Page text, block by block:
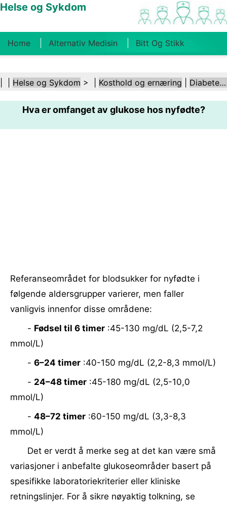
Helse og Sykdom
Home Alternativ Medisin Bitt Og Stikk
Kosthold Og Ernæring Familiehelse
Helsebransjen Psykisk Helse Folkehelse Og
Sikkerhet Kirurgi Og Prosedyrer Helse
Helse og Sykdom > | Kosthold og ernæring Diabetesdietter
Hva er omfanget av glukose hos nyfødte?
Referanseområdet for blodsukker for nyfødte i
følgende aldersgrupper varierer, men faller
vanligvis innenfor disse områdene:
- Fødsel til 6 timer :45-130 mg/dL (2,5-7,2
mmol/L)
- 6–24 timer :40-150 mg/dL (2,2-8,3 mmol/L)
- 24–48 timer :45-180 mg/dL (2,5-10,0
mmol/L)
- 48–72 timer :60-150 mg/dL (3,3-8,3
mmol/L)
Det er verdt å merke seg at det kan være små
variasjoner i anbefalte glukoseområder basert på
spesifikke laboratoriekriterier eller kliniske
retningslinjer. For å sikre nøyaktig tolkning, se